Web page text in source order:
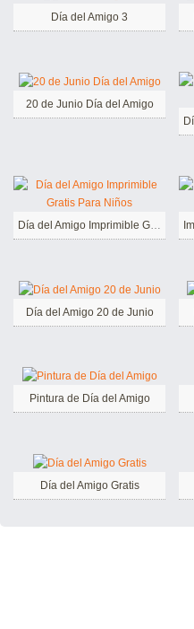
Día del Amigo 3
20 de Junio Día del Amigo
Día del Amigo Imprimible Gratis Para Niños
Día del Amigo 20 de Junio
Pintura de Día del Amigo
Día del Amigo Gratis